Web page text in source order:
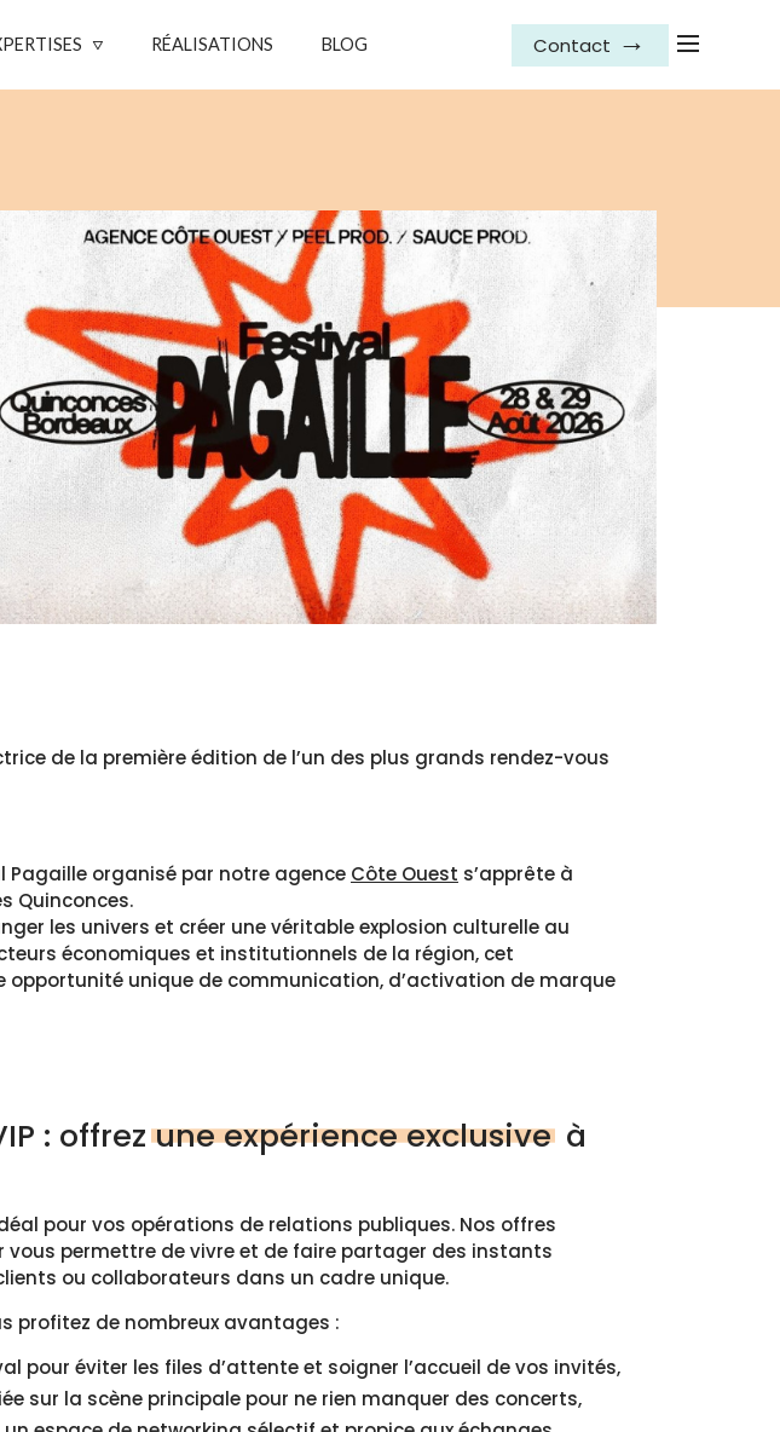
RÉALISATIONS BLOG Contact
de la première édition de l’un des plus grands rendez-vous
Pagaille organisé par notre agence Côte Ouest s’apprête à
Quinconces.
les univers et créer une véritable explosion culturelle au
économiques et institutionnels de la région, cet
opportunité unique de communication, d’activation de marque
: offrezune expérience exclusive à
pour vos opérations de relations publiques. Nos offres
vous permettre de vivre et de faire partager des instants
ou collaborateurs dans un cadre unique.
profitez de nombreux avantages :
pour éviter les files d’attente et soigner l’accueil de vos invités,
sur la scène principale pour ne rien manquer des concerts,